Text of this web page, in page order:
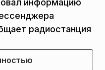
информацию
радиостанция